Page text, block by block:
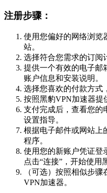
注册步骤：
使用您偏好的网络浏览
站。
选择符合您需求的订阅
提供一个有效的电子邮
账户信息和安装说明。
选择您喜欢的付款方式
按照黑豹VPN加速器提
支付完成后，查看您的
设置指导。
根据电子邮件或网站上
程序。
使用您的新账户凭证登
点击“连接”，开始使用
（可选）按照相似步
VPN加速器。